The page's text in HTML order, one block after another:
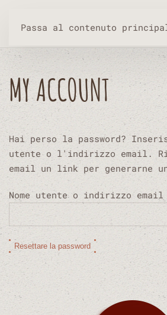
Passa al contenuto
MY ACCOUNT
Hai perso la password?
utente o l'indirizzo email.
email un link per generarne
Nome utente o indirizzo email
Resettare la password
Alternative: